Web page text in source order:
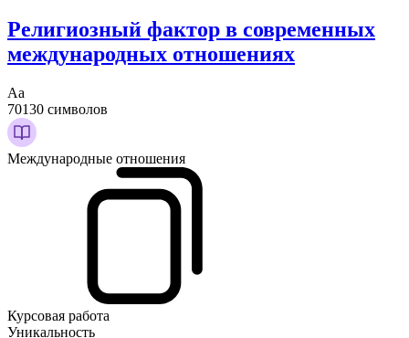
Религиозный фактор в современных
международных отношениях
Аа
70130 символов
Международные отношения
Курсовая работа
Уникальность